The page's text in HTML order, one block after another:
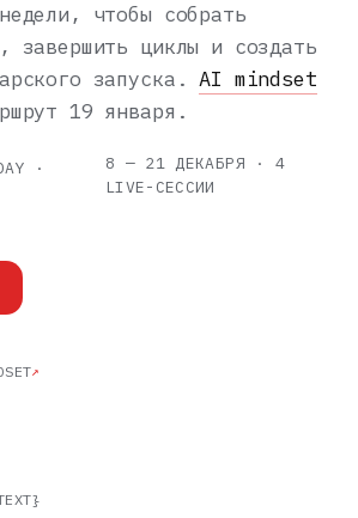
чтобы собрать
завершить циклы и создать
запуска.AI mindset
19 января.
·
8 — 21 ДЕКАБРЯ · 4
LIVE-СЕССИИ